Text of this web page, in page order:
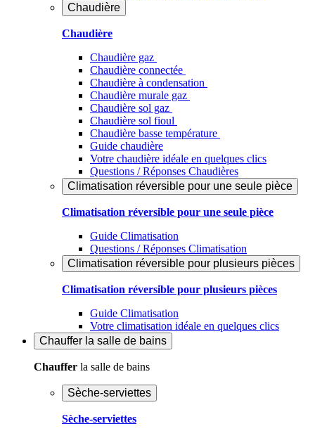
Chaudière
Chaudière
Chaudière gaz
Chaudière connectée
Chaudière à condensation
Chaudière murale gaz
Chaudière sol gaz
Chaudière sol fioul
Chaudière basse température
Guide chaudière
Votre chaudière idéale en quelques clics
Questions / Réponses Chaudières
Climatisation réversible pour une seule pièce
Climatisation réversible pour une seule pièce
Guide Climatisation
Questions / Réponses Climatisation
Climatisation réversible pour plusieurs pièces
Climatisation réversible pour plusieurs pièces
Guide Climatisation
Votre climatisation idéale en quelques clics
Chauffer la salle de bains
Chauffer la salle de bains
Sèche-serviettes
Sèche-serviettes